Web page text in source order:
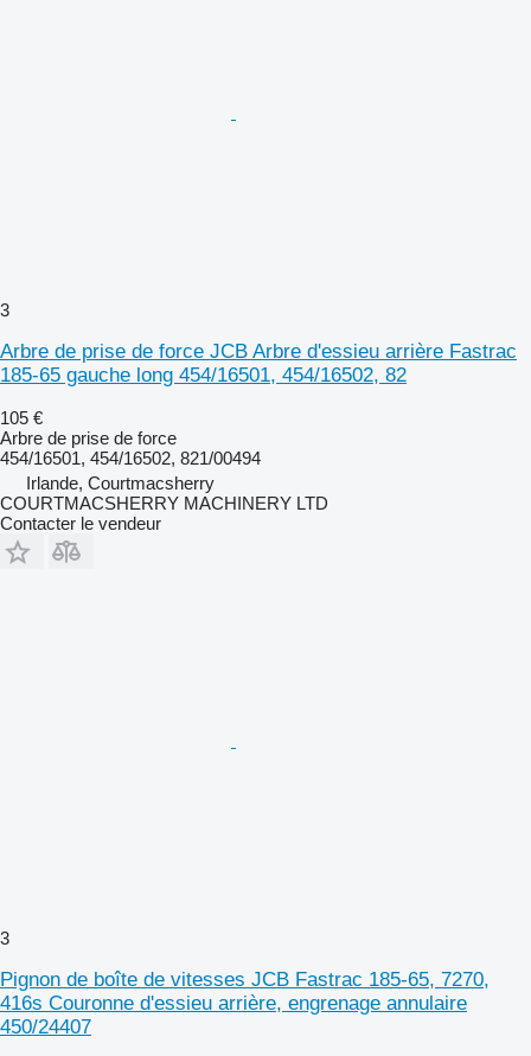
3
Arbre de prise de force JCB Arbre d'essieu arrière Fastrac
185-65 gauche long 454/16501, 454/16502, 82
105 €
Arbre de prise de force
454/16501, 454/16502, 821/00494
Irlande, Courtmacsherry
COURTMACSHERRY MACHINERY LTD
Contacter le vendeur
3
Pignon de boîte de vitesses JCB Fastrac 185-65, 7270,
416s Couronne d'essieu arrière, engrenage annulaire
450/24407